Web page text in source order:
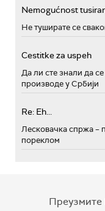
Nemogućnost
Не туширате се
Cestitke za uspeh
Да ли сте знали да
производе у Србији
Re: Eh...
Лесковачка спржа –
пореклом
Преузмите